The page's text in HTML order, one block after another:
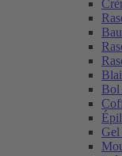
Bol
Gel